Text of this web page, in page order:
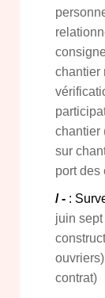
chantier
chantier
sur
port des
/ - :
juin
contrat)